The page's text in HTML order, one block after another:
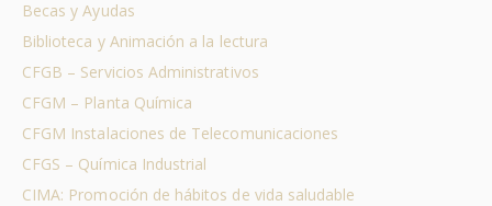
Becas y Ayudas
Biblioteca y Animación a la lectura
CFGB – Servicios Administrativos
CFGM – Planta Química
CFGM Instalaciones de Telecomunicaciones
CFGS – Química Industrial
CIMA: Promoción de hábitos de vida saludable